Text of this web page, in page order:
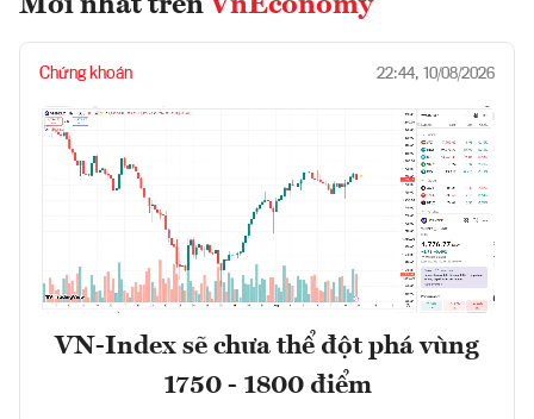
Chứng khoán 22:44, 10/08/2026
VN-Index sẽ chưa thể đột phá vùng
1750 - 1800 điểm